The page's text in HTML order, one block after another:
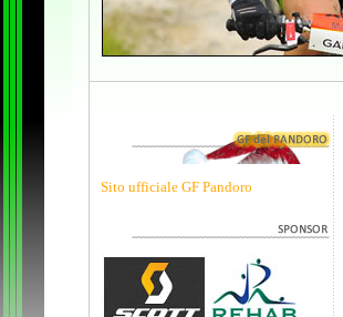
Sito ufficiale GF Pandoro